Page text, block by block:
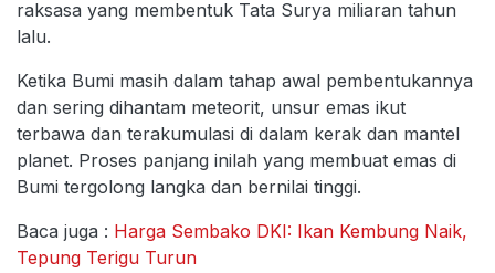
raksasa yang membentuk Tata Surya miliaran tahun
lalu.
Ketika Bumi masih dalam tahap awal pembentukannya
dan sering dihantam meteorit, unsur emas ikut
terbawa dan terakumulasi di dalam kerak dan mantel
planet. Proses panjang inilah yang membuat emas di
Bumi tergolong langka dan bernilai tinggi.
Baca juga : Harga Sembako DKI: Ikan Kembung Naik,
Tepung Terigu Turun